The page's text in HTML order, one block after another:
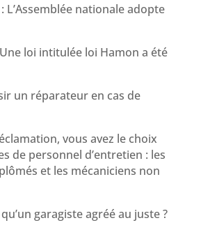
L’Assemblée nationale adopte
loi intitulée loi Hamon a été
un réparateur en cas de
vous avez le choix
de personnel d’entretien : les
et les mécaniciens non
garagiste agréé au juste ?